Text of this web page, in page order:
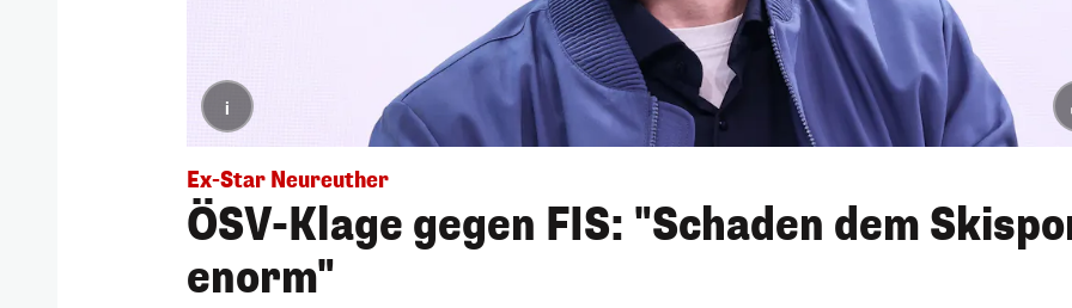
i
Ex-Star Neureuther
ÖSV-Klage gegen FIS: "Schaden dem
enorm"